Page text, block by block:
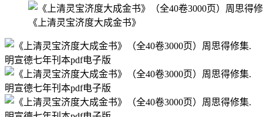
《上清灵宝济度大成金书》